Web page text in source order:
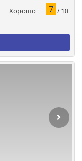
Хорошо 7 / 10